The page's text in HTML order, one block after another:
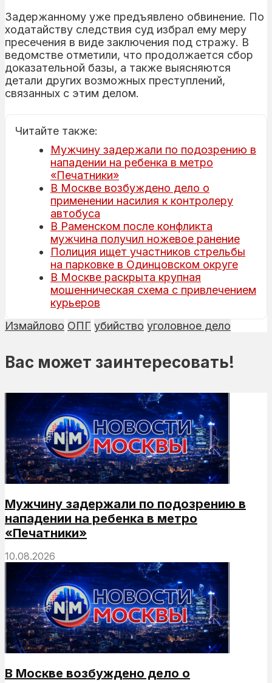
Задержанному уже предъявлено обвинение. По
ходатайству следствия суд избрал ему меру
пресечения в виде заключения под стражу. В
ведомстве отметили, что продолжается сбор
доказательной базы, а также выясняются
детали других возможных преступлений,
связанных с этим делом.
Читайте также:
Мужчину задержали по подозрению в
нападении на ребенка в метро
«Печатники»
В Москве возбуждено дело о
применении насилия к контролеру
автобуса
В Раменском после конфликта
мужчина получил ножевое ранение
Полиция ищет участников стрельбы
на парковке в Одинцовском округе
В Москве раскрыта крупная
мошенническая схема с привлечением
курьеров
Измайлово ОПГ убийство уголовное дело
Вас может заинтересовать!
Мужчину задержали по подозрению в
нападении на ребенка в метро
«Печатники»
10.08.2026
В Москве возбуждено дело о